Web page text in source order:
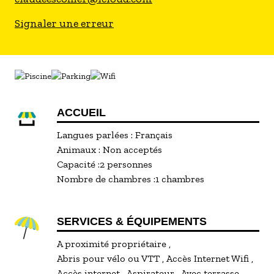
de route de la Camargue et du Luberon
(Roussillon, Lourmarin, Gordes …)
conseiller pour vous aider à découvrir leur belle
Animaux non admis, logement non fumeur. »
Signaler une erreur
ACCUEIL
Langues parlées : Français
Animaux : Non acceptés
Capacité :2 personnes
Nombre de chambres :1 chambres
SERVICES & ÉQUIPEMENTS
A proximité propriétaire
Abris pour vélo ou VTT Accès Internet Wifi